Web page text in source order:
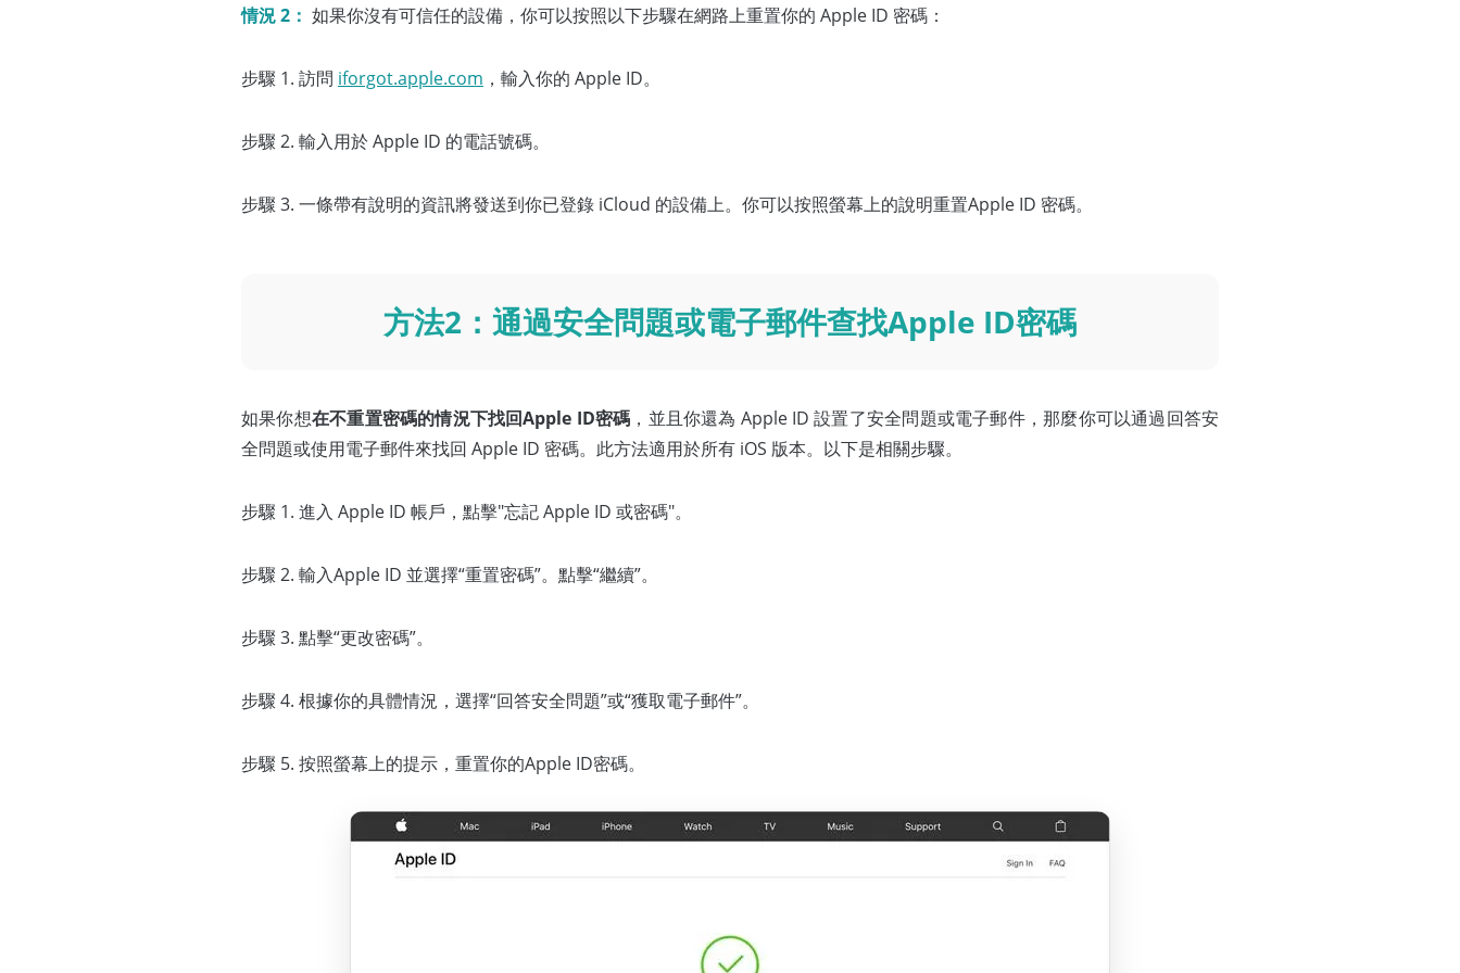
情況 2： 如果你沒有可信任的設備，你可以按照以下步驟在網路上重置你的 Apple ID 密碼：
步驟 1. 訪問 iforgot.apple.com ，輸入你的 Apple ID。
步驟 2. 輸入用於 Apple ID 的電話號碼。
步驟 3. 一條帶有說明的資訊將發送到你已登錄 iCloud 的設備上。你可以按照螢幕上的說明重置Apple ID 密碼。
方法2：通過安全問題或電子郵件查找Apple ID密碼
如果你想在不重置密碼的情況下找回Apple ID密碼 ，並且你還為 Apple ID 設置了安全問題或電子郵件，那麼你可以通過回答安
全問題或使用電子郵件來找回 Apple ID 密碼。此方法適用於所有 iOS 版本。以下是相關步驟。
步驟 1. 進入 Apple ID 帳戶，點擊"忘記 Apple ID 或密碼"。
步驟 2. 輸入Apple ID 並選擇“重置密碼”。點擊“繼續”。
步驟 3. 點擊“更改密碼”。
步驟 4. 根據你的具體情況，選擇“回答安全問題”或“獲取電子郵件”。
步驟 5. 按照螢幕上的提示，重置你的Apple ID密碼。